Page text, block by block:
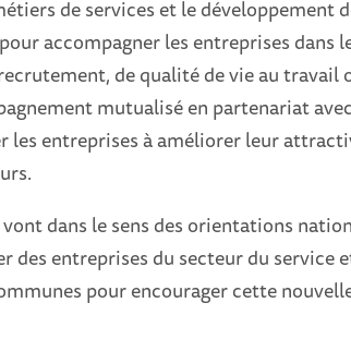
de services et le développement
accompagner les entreprises dans
de qualité de vie au travail
mutualisé en partenariat
les entreprises à améliorer leur
dans le sens des orientations
des entreprises du secteur du service
pour encourager cette